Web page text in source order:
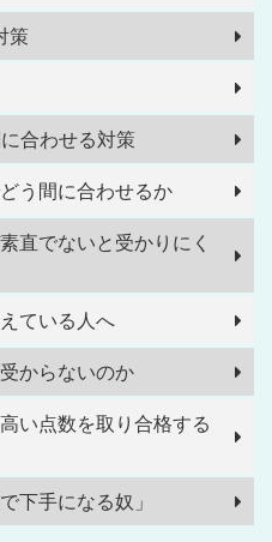
策
合わせる対策
う間に合わせるか
直でないと受かりにく
ている人へ
からないのか
い点数を取り合格する
下手になる奴」